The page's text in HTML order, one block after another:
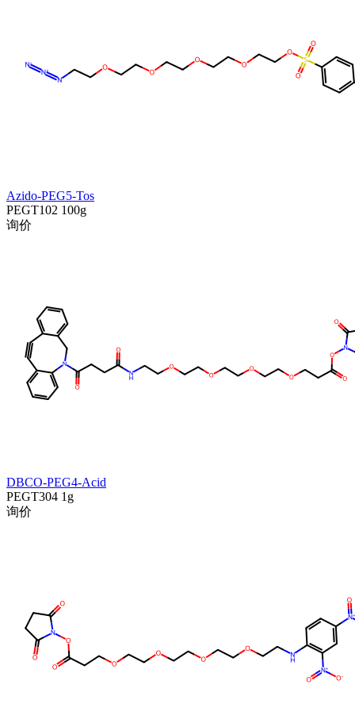
Azido-PEG5-Tos
PEGT102 100g
询价
DBCO-PEG4-Acid
PEGT304 1g
询价